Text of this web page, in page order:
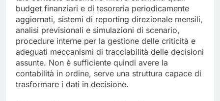
budget finanziari e di tesoreria periodicamente
aggiornati, sistemi di reporting direzionale mensili,
analisi previsionali e simulazioni di scenario,
procedure interne per la gestione delle criticità e
adeguati meccanismi di tracciabilità delle decisioni
assunte. Non è sufficiente quindi avere la
contabilità in ordine, serve una struttura capace di
trasformare i dati in decisione.